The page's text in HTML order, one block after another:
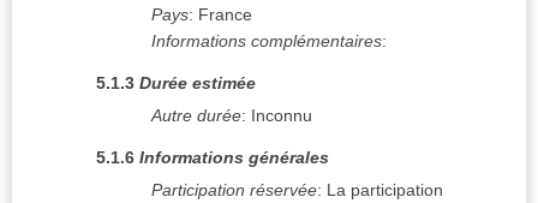
Pays: France
Informations complémentaires:
5.1.3 Durée estimée
Autre durée: Inconnu
5.1.6 Informations générales
Participation réservée: La participation